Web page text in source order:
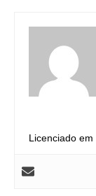
Licenciado